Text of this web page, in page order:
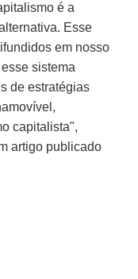
é a
Esse
em nosso
sistema
de estratégias
capitalista",
artigo publicado